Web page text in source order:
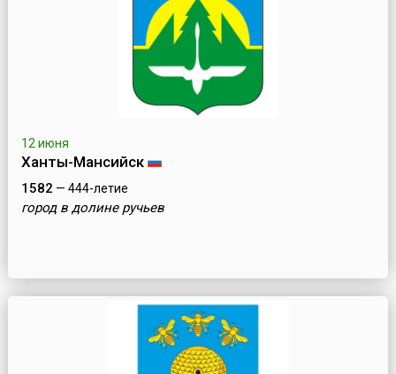
12 июня
Ханты-Мансийск
1582 — 444-летие
город в долине ручьев